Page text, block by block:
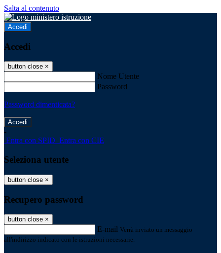
Salta al contenuto
Accedi
Accedi
button close ×
Nome Utente
Password
Password dimenticata?
-
Entra con SPID Entra con CIE
Seleziona utente
button close ×
Recupero password
button close ×
E-mail Verrà inviato un messaggio
all'indirizzo indicato con le istruzioni necessarie.